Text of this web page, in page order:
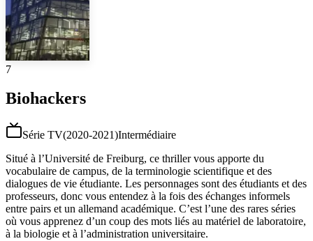
7
Biohackers
Série TV(2020-2021)Intermédiaire
Situé à l’Université de Freiburg, ce thriller vous apporte du
vocabulaire de campus, de la terminologie scientifique et des
dialogues de vie étudiante. Les personnages sont des étudiants et des
professeurs, donc vous entendez à la fois des échanges informels
entre pairs et un allemand académique. C’est l’une des rares séries
où vous apprenez d’un coup des mots liés au matériel de laboratoire,
à la biologie et à l’administration universitaire.